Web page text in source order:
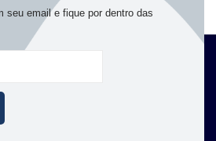
seu email e fique por dentro das